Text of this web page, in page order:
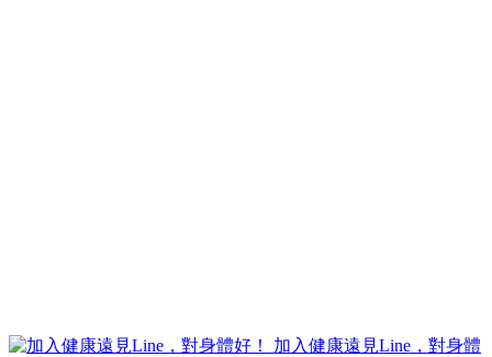
加入健康遠見Line，對身體